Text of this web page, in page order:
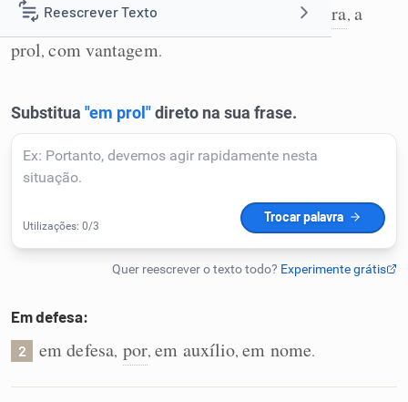
Reescrever Texto
Resumir Texto
Corrigir Texto
Detector de IA
Humanizador de IA
Cata-letras
1 em favor,em benefício em proveito, para, a
prol,com vantagem.
Em defesa:
2 em defesa, por,em auxílio,em nome.